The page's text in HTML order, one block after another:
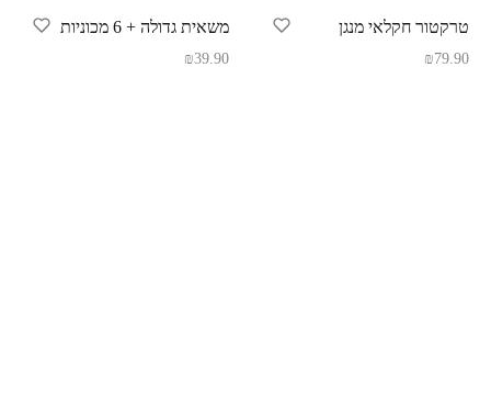
טרקטור חקלאי מנגן
₪79.90
משאית גדולה + 6 מכוניות
₪39.90